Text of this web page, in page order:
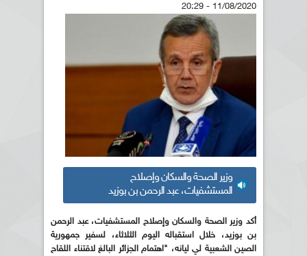
11/08/2020 - 20:29
وزير الصحة والسكان وإصلاح
المستشفيات، عبد الرحمن بن بوزيد
أكد وزير الصحة والسكان وإصلاح المستشفيات، عبد الرحمن
بن بوزيد، خلال استقباله اليوم الثلاثاء، لسفير جمهورية
الصين الشعبية لي ليانه، "اهتمام الجزائر البالغ لاقتناء اللقاح